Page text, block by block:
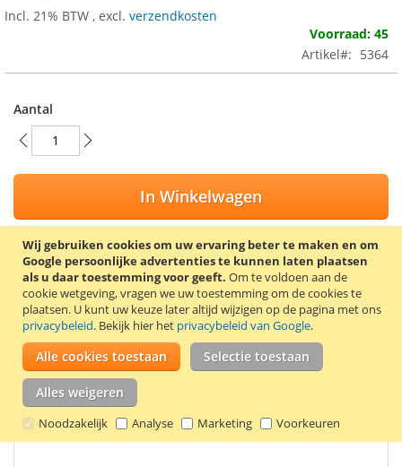
Wij gebruiken cookies om uw ervaring beter te maken en om
Google persoonlijke advertenties te kunnen laten plaatsen
als u daar toestemming voor geeft. Om te voldoen aan de
cookie wetgeving, vragen we uw toestemming om de cookies te
plaatsen. U kunt uw keuze later altijd wijzigen op de pagina met ons
privacybeleid. Bekijk hier het privacybeleid van Google.
Alle cookies toestaan Selectie toestaan
Alles weigeren
Noodzakelijk Analyse Marketing Voorkeuren
Incl. 21% BTW , excl. verzendkosten
Voorraad: 45
Artikel
5364
Aantal
In Winkelwagen
VOEG TOE AAN VERLANGLIJST
TOEVOEGEN OM TE VERGELIJKEN
25 Bruine vouwdozen met de binnenmaten 150 x 150 x 150
mm (lengte x breedte x hoogte). Kwaliteit: B-golf (± 3,0 mm).
Details Productkenmerken Reviews